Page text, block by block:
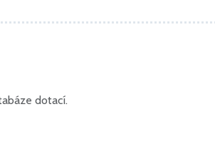
dotací.